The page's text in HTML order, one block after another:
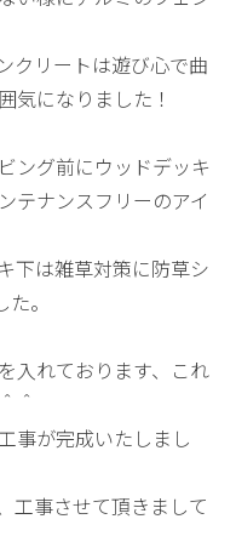
クリートは遊び心で曲
気になりました！
ング前にウッドデッキ
テナンスフリーのアイ
下は雑草対策に防草シ
。
入れております、これ
＾
事が完成いたしまし
工事させて頂きまして